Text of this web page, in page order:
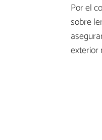
Por el
sobre
exterior